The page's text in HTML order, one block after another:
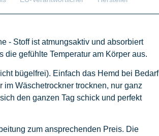
- Stoff ist atmungsaktiv und absorbiert
gefühlte Temperatur am Körper aus.
bügelfrei). Einfach das Hemd bei Bedarf
Wäschetrockner trocknen, nur ganz
den ganzen Tag schick und perfekt
zum ansprechenden Preis. Die